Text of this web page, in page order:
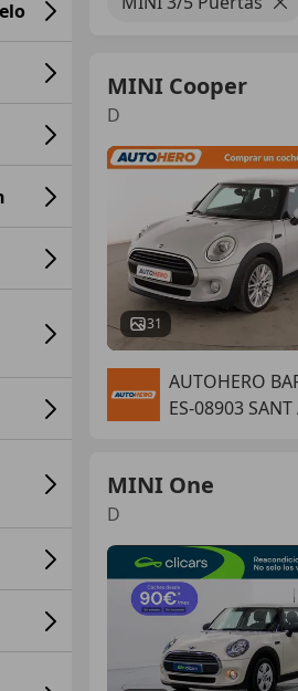
MINI Cooper
D
31
AUTOHERO
ES-08903
MINI One
D